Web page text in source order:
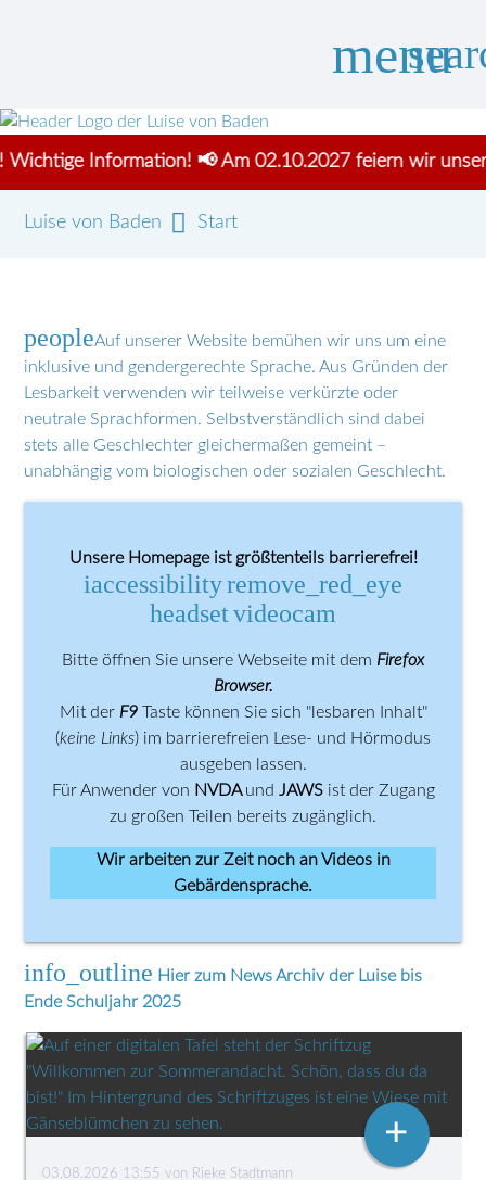
menu
Suchbegriffe SUCHEN
Information! 📢 Am 02.10.2027 feiern wir unser 125
Luise von Baden Start
peopleAuf unserer Website bemühen wir uns um eine
inklusive und gendergerechte Sprache. Aus Gründen der
Lesbarkeit verwenden wir teilweise verkürzte oder
neutrale Sprachformen. Selbstverständlich sind dabei
stets alle Geschlechter gleichermaßen gemeint –
unabhängig vom biologischen oder sozialen Geschlecht.
Unsere Homepage ist größtenteils barrierefrei!
iaccessibilityremove_red_eye
headsetvideocam
Bitte öffnen Sie unsere Webseite mit dem Firefox
Browser.
Mit der F9 Taste können Sie sich "lesbaren Inhalt"
(keine Links) im barrierefreien Lese- und Hörmodus
ausgeben lassen.
Für Anwender von NVDAund JAWS ist der Zugang
zu großen Teilen bereits zugänglich.
Wir arbeiten zur Zeit noch an Videos in
Gebärdensprache.
info_outline Hier zum News Archiv der Luise bis
Ende Schuljahr 2025
03.08.2026 13:55 von Rieke Stadtmann
+